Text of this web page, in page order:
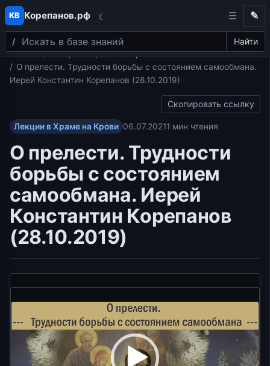
Перейти к содержимому
КВ Корепанов.рф ☾
Поиск Найти
✎
Главная
Лекции в Храме на Крови
О прелести. Трудности борьбы с состоянием самообмана.
Иерей Константин Корепанов (28.10.2019)
Скопировать ссылку
Лекции в Храме на Крови 06.07.20211 мин чтения
О прелести. Трудности
борьбы с состоянием
самообмана. Иерей
Константин Корепанов
(28.10.2019)